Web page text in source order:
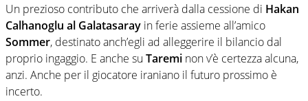
Un prezioso contributo che arriverà dalla cessione di Hakan
Calhanoglu al Galatasaray in ferie assieme all’amico
Sommer, destinato anch’egli ad alleggerire il bilancio dal
proprio ingaggio. E anche su Taremi non v’è certezza alcuna,
anzi. Anche per il giocatore iraniano il futuro prossimo è
incerto.